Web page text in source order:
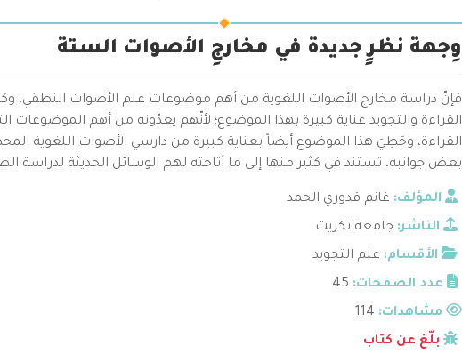
وِجهة نظرٍ جديدة في مخارجِ الأصوات الستة
فإنّ دراسة مخارج الأصوات اللغوية من أهم موضوعات علم الأصوات النطقي،
القراءة والتجويد عناية كبيرة بهذا الموضوع؛ لأنّهم يعدّونه من أهم
القراءة، وحَظِيَ هذا الموضوع أيضاً بعناية كبيرة من دارسي الأصوات اللغوية
بعض جوانبه، تستند في كثير منها إلى ما أتاحته لهم الوسائل الحديثة لدراسة
المؤلف: غانم قدوري الحمد
الناشر: جامعة تكريت
الأقسام: علم التجويد
عدد الصفحات: 45
مشاهدات:
بلّغ عن كتاب